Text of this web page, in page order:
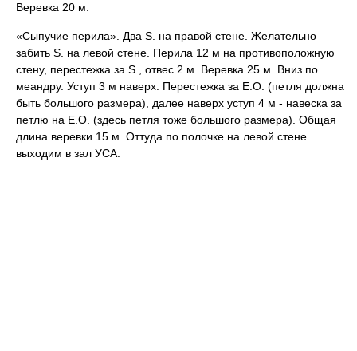
Веревка 20 м.
«Сыпучие перила». Два S. на правой стене. Желательно
забить S. на левой стене. Перила 12 м на противоположную
стену, перестежка за S., отвес 2 м. Веревка 25 м. Вниз по
меандру. Уступ 3 м наверх. Перестежка за Е.О. (петля должна
быть большого размера), далее наверх уступ 4 м - навеска за
петлю на Е.О. (здесь петля тоже большого размера). Общая
длина веревки 15 м. Оттуда по полочке на левой стене
выходим в зал УСА.